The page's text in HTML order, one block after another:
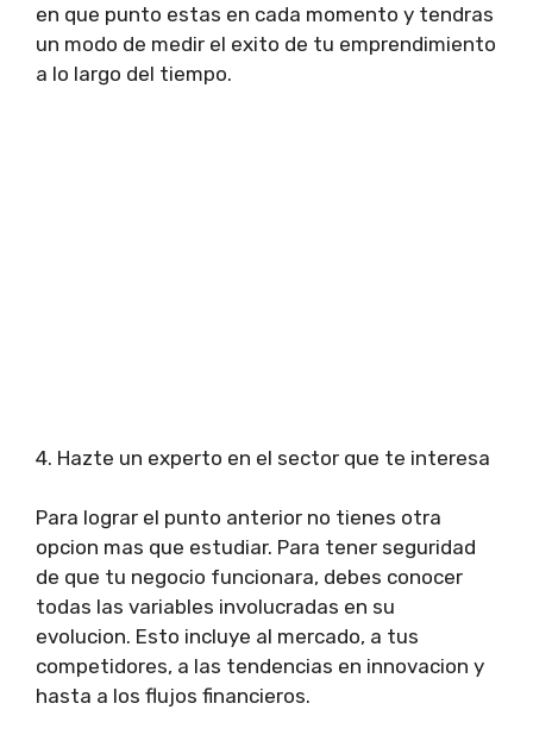
en que punto estas en cada momento y tendras
un modo de medir el exito de tu emprendimiento
a lo largo del tiempo.
4. Hazte un experto en el sector que te interesa
Para lograr el punto anterior no tienes otra
opcion mas que estudiar. Para tener seguridad
de que tu negocio funcionara, debes conocer
todas las variables involucradas en su
evolucion. Esto incluye al mercado, a tus
competidores, a las tendencias en innovacion y
hasta a los flujos financieros.